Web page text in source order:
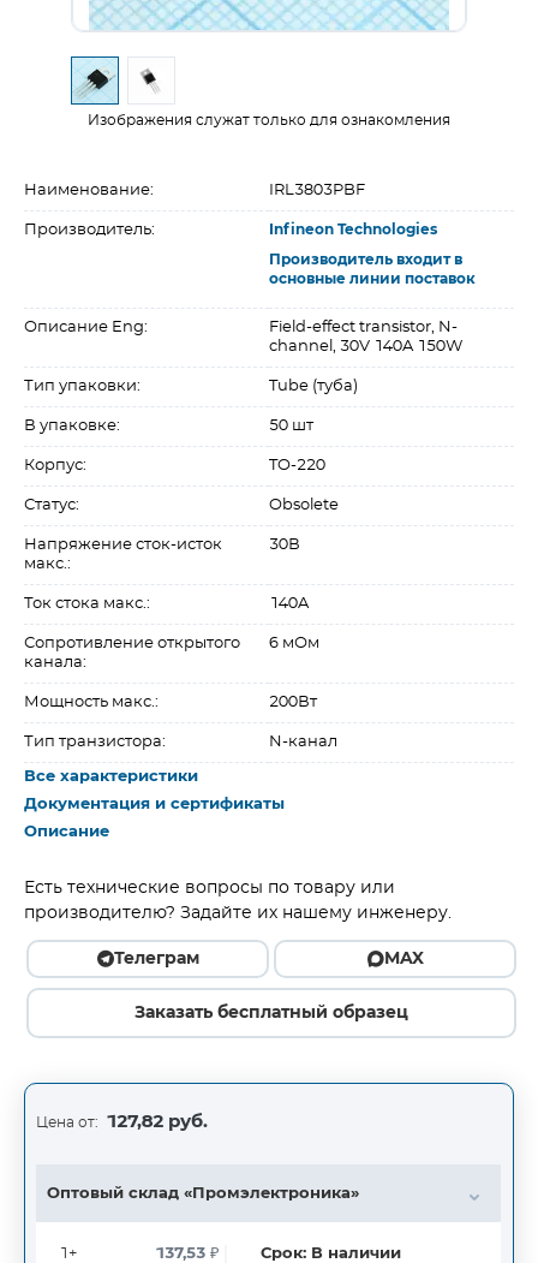
Изображения служат только для ознакомления
Наименование: IRL3803PBF
Производитель: Infineon Technologies
Производитель входит в
основные линии поставок
Описание Eng:
Field-effect transistor, N-
channel, 30V 140A 150W
Тип упаковки: Tube (туба)
В упаковке: 50 шт
Корпус: TO-220
Статус: Obsolete
Напряжение сток-исток
макс.:
30В
Ток стока макс.: 140A
Сопротивление открытого
канала:
6 мОм
Мощность макс.: 200Вт
Тип транзистора: N-канал
Все характеристики
Документация и сертификаты
Описание
Есть технические вопросы по товару или
производителю? Задайте их нашему инженеру.
Телеграм MAX
Заказать бесплатный образец
Цена от: 127,82 руб.
Оптовый склад «Промэлектроника»
1+
137,53₽
Срок: В наличии